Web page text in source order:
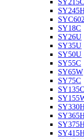
SY18C
SY26U
SY35U
SY50U
SY55C
SY65W
SY75C
SY135C